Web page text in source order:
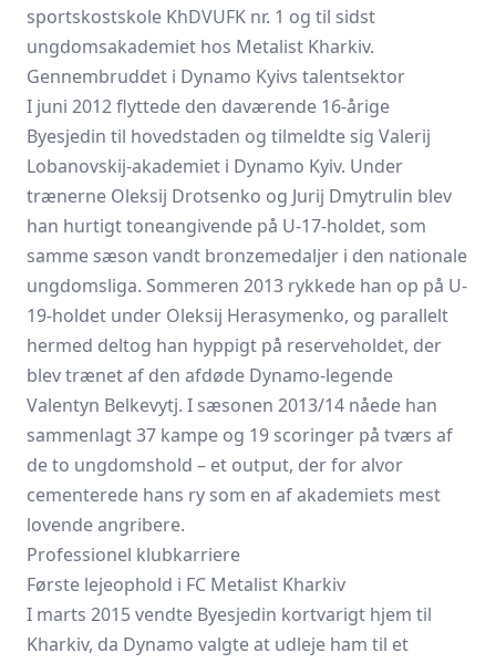
sportskostskole KhDVUFK nr. 1 og til sidst
ungdomsakademiet hos Metalist Kharkiv.
Gennembruddet i Dynamo Kyivs talentsektor
I juni 2012 flyttede den daværende 16-årige
Byesjedin til hovedstaden og tilmeldte sig Valerij
Lobanovskij-akademiet i Dynamo Kyiv. Under
trænerne Oleksij Drotsenko og Jurij Dmytrulin blev
han hurtigt toneangivende på U-17-holdet, som
samme sæson vandt bronzemedaljer i den nationale
ungdomsliga. Sommeren 2013 rykkede han op på U-
19-holdet under Oleksij Herasymenko, og parallelt
hermed deltog han hyppigt på reserveholdet, der
blev trænet af den afdøde Dynamo-legende
Valentyn Belkevytj. I sæsonen 2013/14 nåede han
sammenlagt 37 kampe og 19 scoringer på tværs af
de to ungdomshold – et output, der for alvor
cementerede hans ry som en af akademiets mest
lovende angribere.
Professionel klubkarriere
Første lejeophold i FC Metalist Kharkiv
I marts 2015 vendte Byesjedin kortvarigt hjem til
Kharkiv, da Dynamo valgte at udleje ham til et